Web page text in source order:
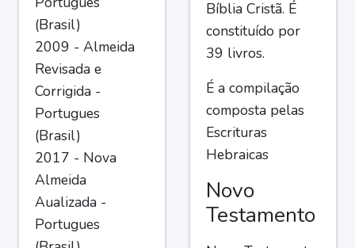
(Brasil)
2009 - Almeida
Revisada e
Corrigida -
Portugues
(Brasil)
2017 - Nova
Almeida
Aualizada -
Portugues
Bíblia Cristã. É
constituído por
39 livros.
É a compilação
composta pelas
Escrituras
Hebraicas
Novo
Testamento